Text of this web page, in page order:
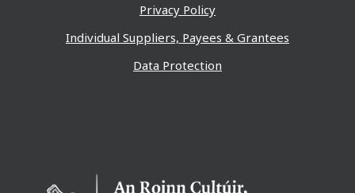
Privacy Policy
Individual Suppliers, Payees & Grantees
Data Protection